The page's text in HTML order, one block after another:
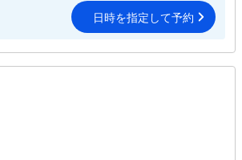
日時を指定して予約